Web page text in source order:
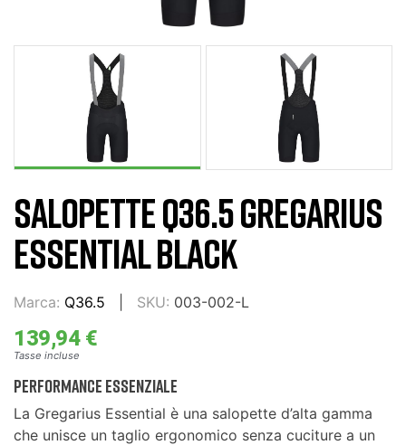
SALOPETTE Q36.5 GREGARIUS
ESSENTIAL BLACK
Marca: Q36.5 SKU: 003-002-L
139,94 €
Tasse incluse
Performance Essenziale
La Gregarius Essential è una salopette d’alta gamma
che unisce un taglio ergonomico senza cuciture a un